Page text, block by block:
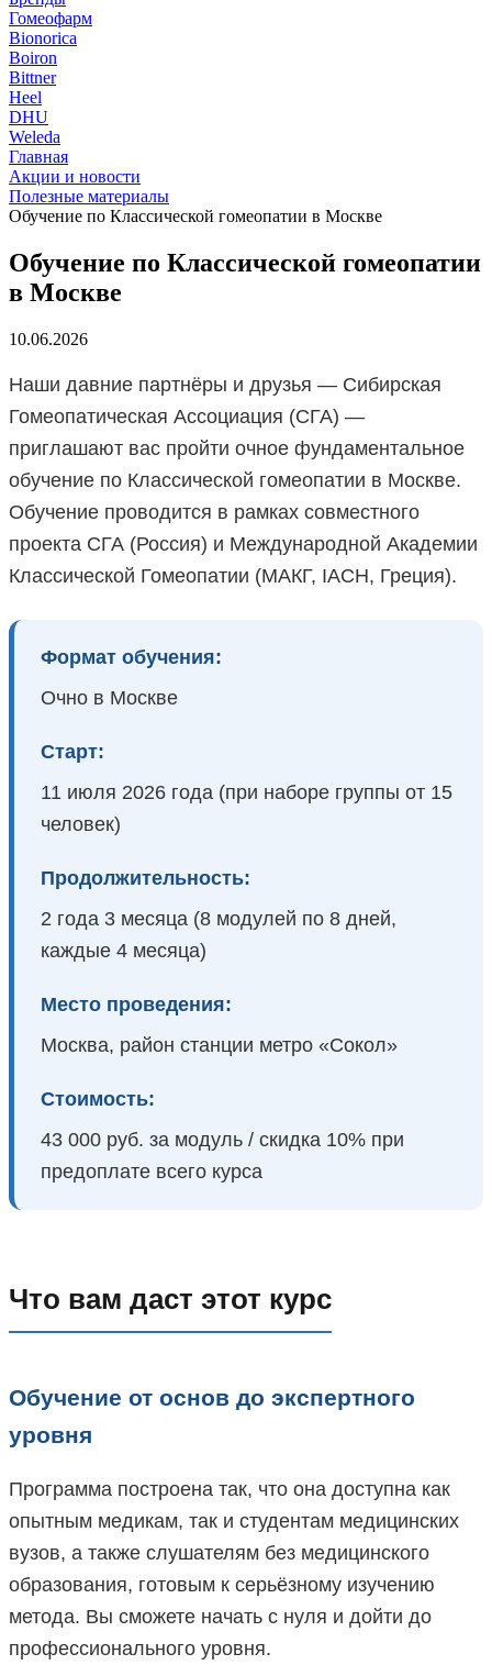
Гомеофарм
Bionorica
Boiron
Bittner
Heel
DHU
Weleda
Главная
Акции и новости
Полезные материалы
Обучение по Классической гомеопатии в Москве
Обучение по Классической гомеопатии
в Москве
10.06.2026
Наши давние партнёры и друзья — Сибирская
Гомеопатическая Ассоциация (СГА) —
приглашают вас пройти очное фундаментальное
обучение по Классической гомеопатии в Москве.
Обучение проводится в рамках совместного
проекта СГА (Россия) и Международной Академии
Классической Гомеопатии (МАКГ, IACH, Греция).
Формат обучения:
Очно в Москве
Старт:
11 июля 2026 года (при наборе группы от 15
человек)
Продолжительность:
2 года 3 месяца (8 модулей по 8 дней,
каждые 4 месяца)
Место проведения:
Москва, район станции метро «Сокол»
Стоимость:
43 000 руб. за модуль / скидка 10% при
предоплате всего курса
Что вам даст этот курс
Обучение от основ до экспертного
уровня
Программа построена так, что она доступна как
опытным медикам, так и студентам медицинских
вузов, а также слушателям без медицинского
образования, готовым к серьёзному изучению
метода. Вы сможете начать с нуля и дойти до
профессионального уровня.